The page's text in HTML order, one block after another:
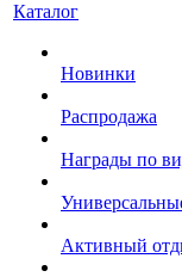
Каталог
Новинки
Распродажа
Награды по
Активный